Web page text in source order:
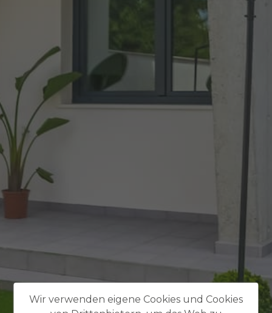
Wir verwenden eigene Cookies und Cookies